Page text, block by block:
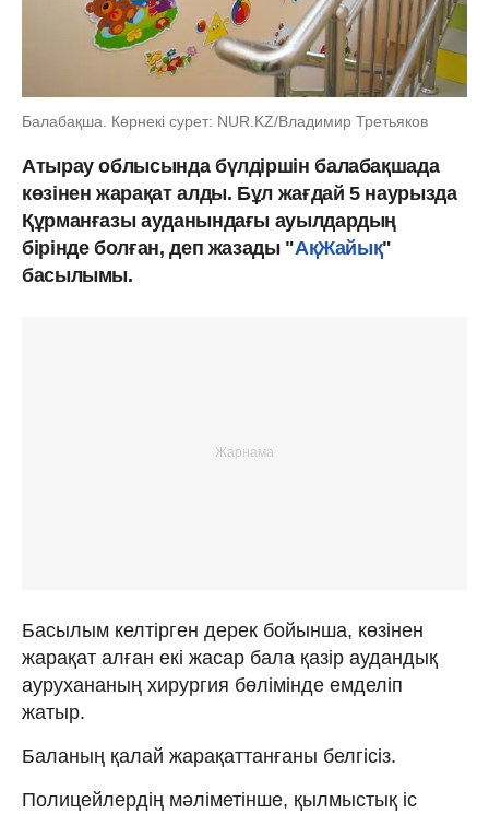
Балабақша. Көрнекі сурет: NUR.KZ/Владимир Третьяков
Атырау облысында бүлдіршін балабақшада
көзінен жарақат алды. Бұл жағдай 5 наурызда
Құрманғазы ауданындағы ауылдардың
бірінде болған, деп жазады "АқЖайық"
басылымы.
Басылым келтірген дерек бойынша, көзінен
жарақат алған екі жасар бала қазір аудандық
аурухананың хирургия бөлімінде емделіп
жатыр.
Баланың қалай жарақаттанғаны белгісіз.
Полицейлердің мәліметінше, қылмыстық іс